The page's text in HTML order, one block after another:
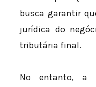
busca garantir
jurídica do
tributária final.
No entanto, a